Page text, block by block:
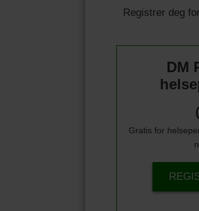
Registrer deg
DM
Gratis for